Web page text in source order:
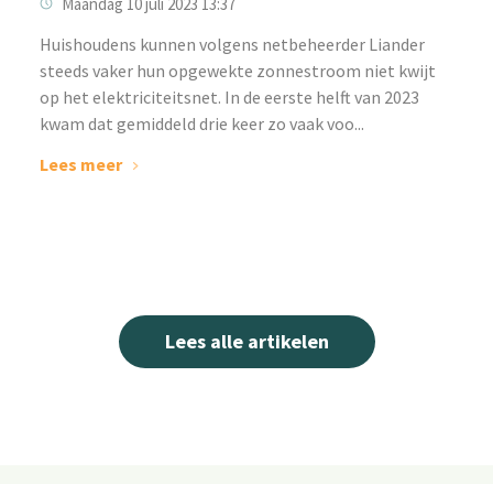
‌Huishoudens kunnen volgens netbeheerder Liander
steeds vaker hun opgewekte zonnestroom niet kwijt
op het elektriciteitsnet. In de eerste helft van 2023
kwam dat gemiddeld drie keer zo vaak voo...
Lees meer
Lees alle artikelen